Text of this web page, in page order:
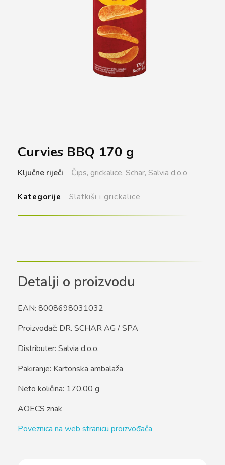
Curvies BBQ 170 g
Ključne riječi Čips, grickalice, Schar, Salvia d.o.o
Kategorije Slatkiši i grickalice
Detalji o proizvodu
EAN: 8008698031032
Proizvođač: DR. SCHÄR AG / SPA
Distributer: Salvia d.o.o.
Pakiranje: Kartonska ambalaža
Neto količina: 170.00 g
AOECS znak
Poveznica na web stranicu proizvođača